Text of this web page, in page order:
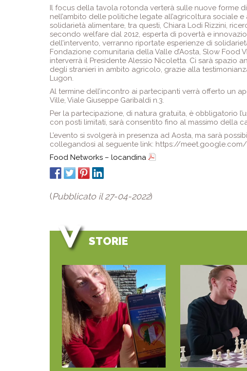
Il focus della tavola rotonda verterà sulle nuove forme
nell’ambito delle politiche legate all’agricoltura sociale
solidarietà alimentare, tra questi, Chiara Lodi Rizzini,
secondo welfare dal 2012, esperta di povertà e
dell’intervento, verranno riportate esperienze di
Fondazione comunitaria della Valle d’Aosta, Slow Food
interverrà il Presidente Alessio Nicoletta. Ci sarà spazio
degli stranieri in ambito agricolo, grazie alla
Lugon.
Al termine dell’incontro ai partecipanti verrà offerto un
Ville, Viale Giuseppe Garibaldi n.3.
Per la partecipazione, di natura gratuita, è obbligatorio
con posti limitati, sarà consentito fino al massimo della
L’evento si svolgerà in presenza ad Aosta, ma sarà
collegandosi al seguente link: https://
Food Networks – locandina
(Pubblicato il 27-04-2022)
STORIE